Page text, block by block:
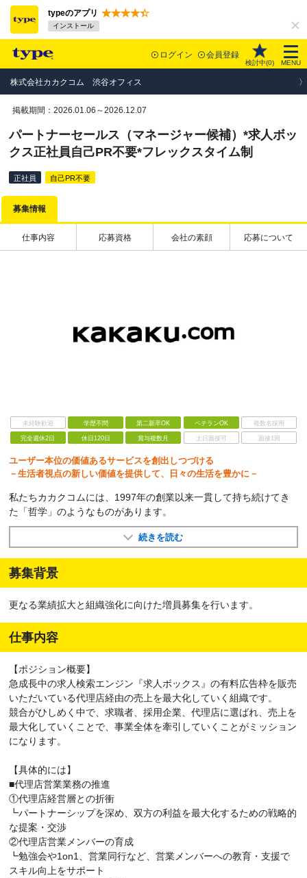
typeのアプリ
インストール
ログイン 会員登録
検討中(0) MENU
株式会社カカクコム 渋谷オフィス
掲載期間：2026.01.06～2026.12.07
パートナーセールス（マネージャー候補）*求人ボッ
クス正社員自己PR不要*フレックスタイム制
正社員 自己PR不要
募集情報
仕事内容 応募資格 会社の素顔 応募について
未経験歓迎 学歴不問 第二新卒OK ベテランOK 複数名採用
完全週休2日 休日120日 賞与複数月 土日面接可 面接1回
ユーザー本位の価値あるサービスを創出しつづける
－生活者視点の新しい価値を提供して、日々の生活を豊かに－
私たちカカクコムには、1997年の創業以来一貫して持ち続けてき
た「哲学」のようなものがあります。
続きを読む
募集背景
更なる業績拡大と組織強化に向けた増員募集を行います。
仕事内容
【ポジション概要】
急成長中の求人検索エンジン『求人ボックス』の有料広告枠を販売
いただいている代理店経由の売上を最大化していく組織です。
競合がひしめく中で、求職者、採用企業、代理店に選ばれ、売上を
最大化していくことで、事業全体を牽引していくことがミッション
になります。
【具体的には】
■代理店営業業務の推進
①代理店経営層との折衝
┗パートナーシップを深め、双方の利益を最大化するための戦略的
な提案・交渉
②代理店営業メンバーの育成
┗勉強会や1on1、営業同行など、営業メンバーへの教育・支援で
スキル向上をサポート